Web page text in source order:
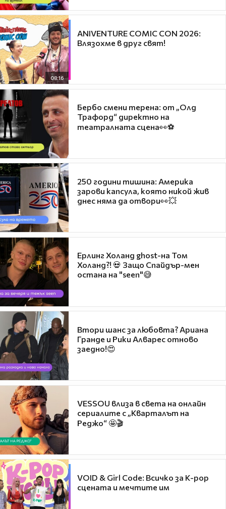
08:16
ANIVENTURE COMIC CON 2026:
Влязохме в друг свят!
Бербо смени терена: от „Олд
Трафорд“ директно на
театралната сцена👀⚽
250 години тишина: Америка
зарови капсула, която никой жив
днес няма да отвори👀💥
Ерлинг Холанд ghost-на Том
Холанд?! 💀 Защо Спайдър-мен
остана на "seen"😅
Втори шанс за любовта? Ариана
Гранде и Рики Алварес отново
заедно!😍
VESSOU влиза в света на онлайн
сериалите с „Кварталът на
Реджо“ 🤩🎬
VOID & Girl Code: Всичко за K-pop
сцената и мечтите им